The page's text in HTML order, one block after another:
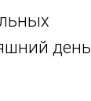
день